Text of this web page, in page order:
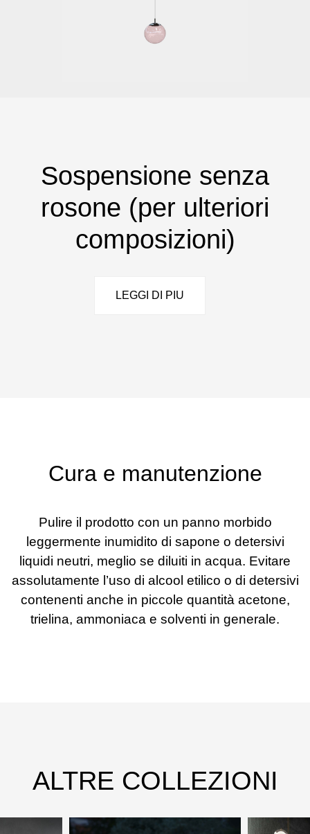
Sospensione senza
rosone (per ulteriori
composizioni)
LEGGI DI PIU
Cura e manutenzione
Pulire il prodotto con un panno morbido
leggermente inumidito di sapone o detersivi
liquidi neutri, meglio se diluiti in acqua. Evitare
assolutamente l’uso di alcool etilico o di detersivi
contenenti anche in piccole quantità acetone,
trielina, ammoniaca e solventi in generale.
ALTRE COLLEZIONI